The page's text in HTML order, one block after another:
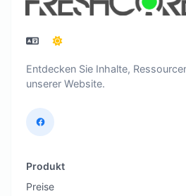
Entdecken Sie Inhalte,
unserer Website.
Produkt
Preise